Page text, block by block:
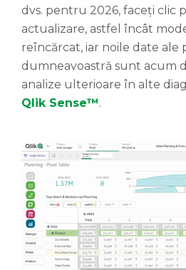
dvs. pentru 2026, faceți clic
actualizare, astfel încât
reîncărcat, iar noile date ale
dumneavoastră sunt acum
analize ulterioare în alte
Qlik Sense™.